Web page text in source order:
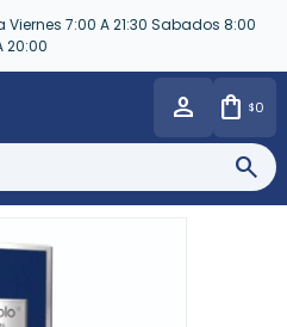
7:00 A 21:30 Sabados 8:00
20:00
$0